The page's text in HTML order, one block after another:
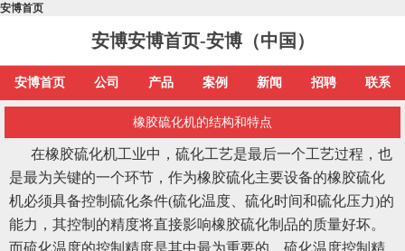
安博首页
安博安博首页-安博（中国）
安博首页 公司 产品 案例 新闻 招聘 联系
橡胶硫化机的结构和特点
在橡胶硫化机工业中，硫化工艺是最后一个工艺过程，也
是最为关键的一个环节，作为橡胶硫化主要设备的橡胶硫化
机必须具备控制硫化条件(硫化温度、硫化时间和硫化压力)的
能力，其控制的精度将直接影响橡胶硫化制品的质量好坏。
而硫化温度的控制精度是其中最为重要的。硫化温度控制精